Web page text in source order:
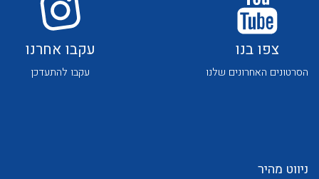
צפו בנו
הסרטונים האחרונים שלנו
עקבו אחרנו
עקבו להתעדכן
ניווט מהיר